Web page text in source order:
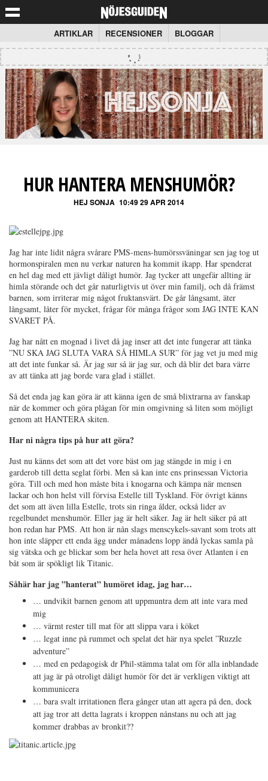
ARTIKLAR RECENSIONER BLOGGAR
HUR HANTERA MENSHUMÖR?
HEJ SONJA 10:49 29 APR 2014
Jag har inte lidit några svårare PMS-mens-humörssväningar sen jag tog ut
hormonspiralen men nu verkar naturen ha kommit ikapp. Har spenderat
en hel dag med ett jävligt dåligt humör. Jag tycker att ungefär allting är
himla störande och det går naturligtvis ut över min familj, och då främst
barnen, som irriterar mig något fruktansvärt. De går långsamt, äter
långsamt, låter för mycket, frågar för många frågor som JAG INTE KAN
SVARET PÅ.
Jag har nått en mognad i livet då jag inser att det inte fungerar att tänka
”NU SKA JAG SLUTA VARA SÅ HIMLA SUR” för jag vet ju med mig
att det inte funkar så. Är jag sur så är jag sur, och då blir det bara värre
av att tänka att jag borde vara glad i stället.
Så det enda jag kan göra är att känna igen de små blixtrarna av fanskap
när de kommer och göra plågan för min omgivning så liten som möjligt
genom att HANTERA skiten.
Har ni några tips på hur att göra?
Just nu känns det som att det vore bäst om jag stängde in mig i en
garderob till detta seglat förbi. Men så kan inte ens prinsessan Victoria
göra. Till och med hon måste bita i knogarna och kämpa när mensen
lackar och hon helst vill förvisa Estelle till Tyskland. För övrigt känns
det som att även lilla Estelle, trots sin ringa ålder, också lider av
regelbundet menshumör. Eller jag är helt säker. Jag är helt säker på att
hon redan har PMS. Att hon är nån slags menscykels-savant som trots att
hon inte släpper ett enda ägg under månadens lopp ändå lyckas samla på
sig vätska och ge blickar som ber hela hovet att resa över Atlanten i en
båt som är spökligt lik Titanic.
Såhär har jag ”hanterat” humöret idag, jag har…
… undvikit barnen genom att uppmuntra dem att inte vara med
mig
… värmt rester till mat för att slippa vara i köket
… legat inne på rummet och spelat det här nya spelet ”Ruzzle
adventure”
… med en pedagogisk dr Phil-stämma talat om för alla inblandade
att jag är på otroligt dåligt humör för det är verkligen viktigt att
kommunicera
… bara svalt irritationen flera gånger utan att agera på den, dock
att jag tror att detta lagrats i kroppen nånstans nu och att jag
kommer drabbas av bronkit??